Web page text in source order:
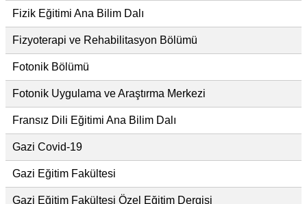
Fizik Eğitimi Ana Bilim Dalı
Fizyoterapi ve Rehabilitasyon Bölümü
Fotonik Bölümü
Fotonik Uygulama ve Araştırma Merkezi
Fransız Dili Eğitimi Ana Bilim Dalı
Gazi Covid-19
Gazi Eğitim Fakültesi
Gazi Eğitim Fakültesi Özel Eğitim Dergisi